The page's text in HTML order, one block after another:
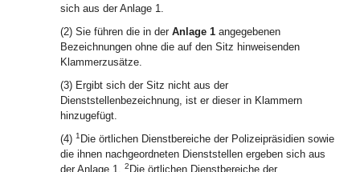
sich aus der Anlage 1.
(2) Sie führen die in der Anlage 1 angegebenen
Bezeichnungen ohne die auf den Sitz hinweisenden
Klammerzusätze.
(3) Ergibt sich der Sitz nicht aus der
Dienststellenbezeichnung, ist er dieser in Klammern
hinzugefügt.
(4) 1 Die örtlichen Dienstbereiche der Polizeipräsidien sowie
die ihnen nachgeordneten Dienststellen ergeben sich aus
der Anlage 1. 2 Die örtlichen Dienstbereiche der